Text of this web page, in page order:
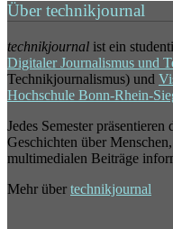
Über technikjournal
technikjournal ist ein
Digitaler Journalismus und
Technikjournalismus) und
Hochschule Bonn-Rhein-
Jedes Semester
Geschichten über
multimedialen Beiträge
Mehr über technikjournal